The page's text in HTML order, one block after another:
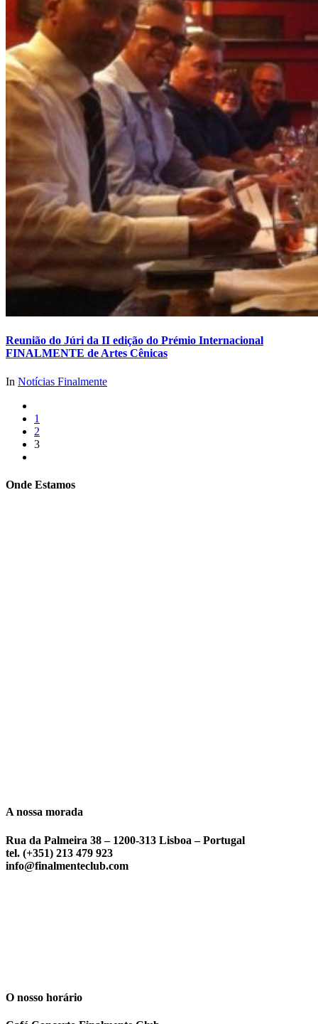
Reunião do Júri da II edição do Prémio Internacional
FINALMENTE de Artes Cênicas
In Notícias Finalmente
1
2
3
Onde Estamos
A nossa morada
Rua da Palmeira 38 – 1200-313 Lisboa – Portugal
tel. (+351) 213 479 923
info@finalmenteclub.com
O nosso horário